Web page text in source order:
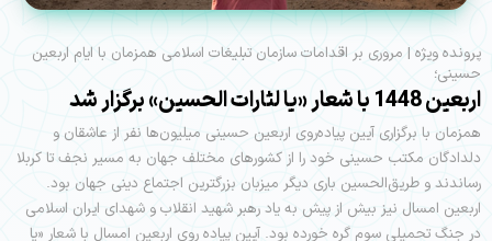
پرونده ویژه | مروری بر اقدامات سازمان تبلیغات اسلامی همزمان با ایام اربعین
حسینی؛
اربعین 1448 با شعار «یا لثارات الحسین» برگزار شد
همزمان با برگزاری آیین پیاده‌روی اربعین حسینی میلیون‌ها نفر از عاشقان و
دلدادگان مکتب حسینی خود را از کشورهای مختلف جهان به مسیر نجف تا کربلا
رساندند و طریق‌الحسین باری دیگر میزبان بزرگترین اجتماع دینی جهان بود.
اربعین امسال نیز بیش از پیش به یاد رهبر شهید انقلاب و شهدای ایران اسلامی
در جنگ تحمیلی سوم گره خورده بود. آیین پیاده روی اربعین امسال با شعار «یا